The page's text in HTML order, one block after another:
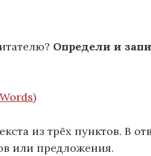
Определи и
из трёх пунктов. В
или предложения.